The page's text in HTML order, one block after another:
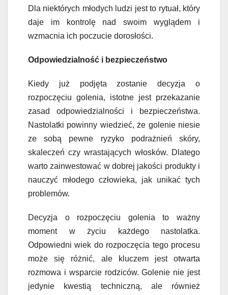
Dla niektórych młodych ludzi jest to rytuał, który
daje im kontrolę nad swoim wyglądem i
wzmacnia ich poczucie dorosłości.
Odpowiedzialność i bezpieczeństwo
Kiedy już podjęta zostanie decyzja o
rozpoczęciu golenia, istotne jest przekazanie
zasad odpowiedzialności i bezpieczeństwa.
Nastolatki powinny wiedzieć, że golenie niesie
ze sobą pewne ryzyko podrażnień skóry,
skaleczeń czy wrastających włosków. Dlatego
warto zainwestować w dobrej jakości produkty i
nauczyć młodego człowieka, jak unikać tych
problemów.
Decyzja o rozpoczęciu golenia to ważny
moment w życiu każdego nastolatka.
Odpowiedni wiek do rozpoczęcia tego procesu
może się różnić, ale kluczem jest otwarta
rozmowa i wsparcie rodziców. Golenie nie jest
jedynie kwestią techniczną, ale również